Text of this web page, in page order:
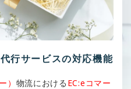
行サービスの対応機能
） 物流における EC:eコマー